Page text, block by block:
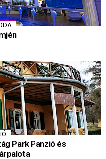
Park Panzió és